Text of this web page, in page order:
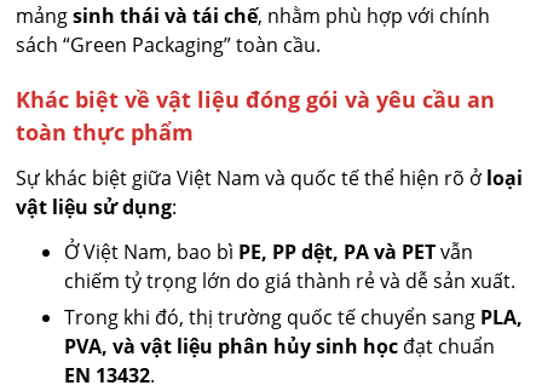
mảngsinh thái và tái chế, nhằm phù hợp với chính
sách “Green Packaging” toàn cầu.
Khác biệt về vật liệu đóng gói và yêu cầu an
toàn thực phẩm
Sự khác biệt giữa Việt Nam và quốc tế thể hiện rõ ởloại
vật liệu sử dụng:
Ở Việt Nam, bao bì PE, PP dệt, PA và PETvẫn
chiếm tỷ trọng lớn do giá thành rẻ và dễ sản xuất.
Trong khi đó, thị trường quốc tế chuyển sang PLA,
PVA, và vật liệu phân hủy sinh học đạt chuẩn
EN 13432.